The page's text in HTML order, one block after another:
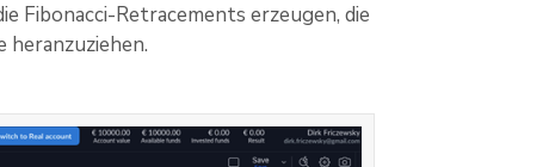
Fibonacci-Retracements erzeugen, die
heranzuziehen.